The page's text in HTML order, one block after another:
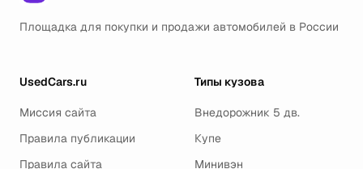
Площадка для покупки и продажи автомобилей в России
UsedCars.ru
Миссия сайта
Правила публикации
Правила сайта
Типы кузова
Внедорожник 5 дв.
Купе
Минивэн